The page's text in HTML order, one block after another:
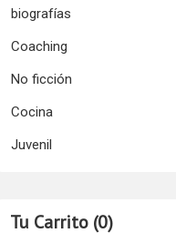
biografías
Coaching
No ficción
Cocina
Juvenil
Tu Carrito (0)